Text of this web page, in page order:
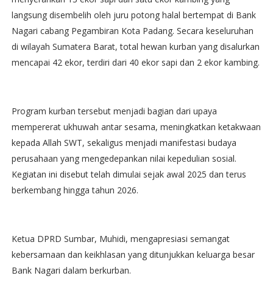
langsung disembelih oleh juru potong halal bertempat di Bank
Nagari cabang Pegambiran Kota Padang. Secara keseluruhan
di wilayah Sumatera Barat, total hewan kurban yang disalurkan
mencapai 42 ekor, terdiri dari 40 ekor sapi dan 2 ekor kambing.
Program kurban tersebut menjadi bagian dari upaya
mempererat ukhuwah antar sesama, meningkatkan ketakwaan
kepada Allah SWT, sekaligus menjadi manifestasi budaya
perusahaan yang mengedepankan nilai kepedulian sosial.
Kegiatan ini disebut telah dimulai sejak awal 2025 dan terus
berkembang hingga tahun 2026.
Ketua DPRD Sumbar, Muhidi, mengapresiasi semangat
kebersamaan dan keikhlasan yang ditunjukkan keluarga besar
Bank Nagari dalam berkurban.